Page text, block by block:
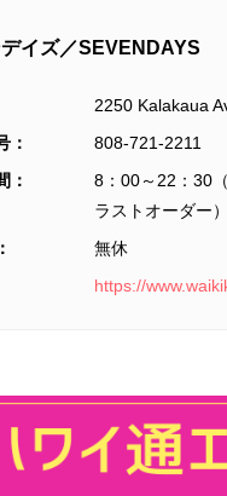
イズ／SEVENDAYS
2250 Kalakaua
：
808-721-2211
：
8：00～22：30
ラストオーダー）
無休
https://